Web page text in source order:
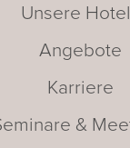
Unsere
Angebote
Karriere
&